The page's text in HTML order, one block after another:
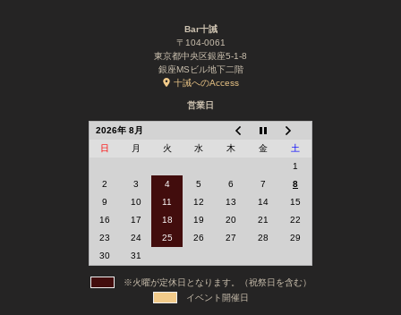
Bar十誡
〒104-0061
東京都中央区銀座5-1-8
銀座MSビル地下二階
十誡へのAccess
営業日
2026年 8月
日
月 火 水 木 金
土
1
2
3 4 5 6 7
8
9
10 11 12 13 14
15
16
17 18 19 20 21
22
23
24 25 26 27 28
29
30
31
※火曜が定休日となります。（祝祭日を含む）
イベント開催日